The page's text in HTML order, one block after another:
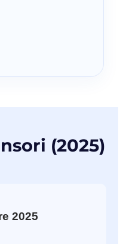
(2025)
2025